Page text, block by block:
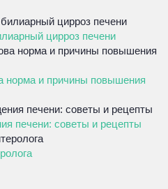
цирроз печени
норма и причины повышения
печени: советы и рецепты